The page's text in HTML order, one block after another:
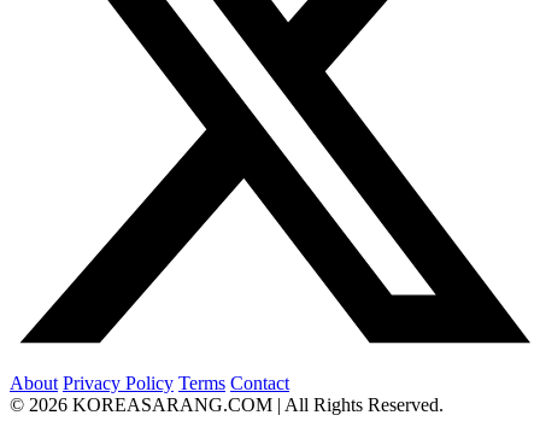
About Privacy Policy Terms Contact
© 2026 KOREASARANG.COM | All Rights Reserved.